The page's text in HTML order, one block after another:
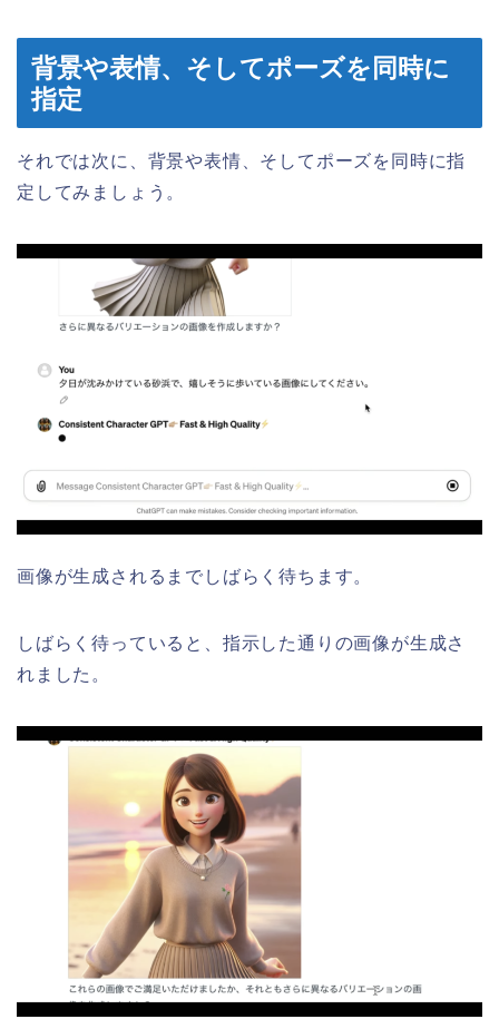
背景や表情、そしてポーズを同時に
指定
それでは次に、背景や表情、そしてポーズを同時に指
定してみましょう。
画像が生成されるまでしばらく待ちます。
しばらく待っていると、指示した通りの画像が生成さ
れました。